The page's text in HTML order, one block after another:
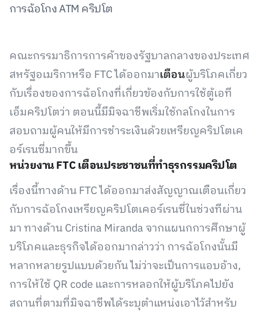
การฉ้อโกง ATM คริปโต
คณะกรรมาธิการการค้าของรัฐบาลกลางของประเทศ
สหรัฐอเมริกาหรือ FTC ได้ออกมาเตือนผู้บริโภคเกี่ยว
กับเรื่องของการฉ้อโกงที่เกี่ยวข้องกับการใช้ตู้เอที
เอ็มคริปโตว่า ตอนนี้มีมิจฉาชีพเริ่มใช้กลโกงในการ
สอบถามผู้คนให้มีการชำระเงินด้วยเหรียญคริปโตเค
อร์เรนซี่มากขึ้น
หน่วยงาน FTC เตือนประชาชนที่ทำธุรกรรมคริปโต
เรื่องนี้ทางด้าน FTC ได้ออกมาส่งสัญญาณเตือนเกี่ยว
กับการฉ้อโกงเหรียญคริปโตเคอร์เรนซี่ในช่วงทีผ่าน
มา ทางด้าน Cristina Miranda จากแผนกการศึกษาผู้
บริโภคและธุรกิจได้ออกมากล่าวว่า การฉ้อโกงนั้นมี
หลากหลายรูปแบบด้วยกัน ไม่ว่าจะเป็นการแอบอ้าง,
การให้ใช้ QR code และการหลอกให้ผู้บริโภคไปยัง
สถานที่ตามที่มิจฉาชีพได้ระบุตำแหน่งเอาไว้สำหรับ